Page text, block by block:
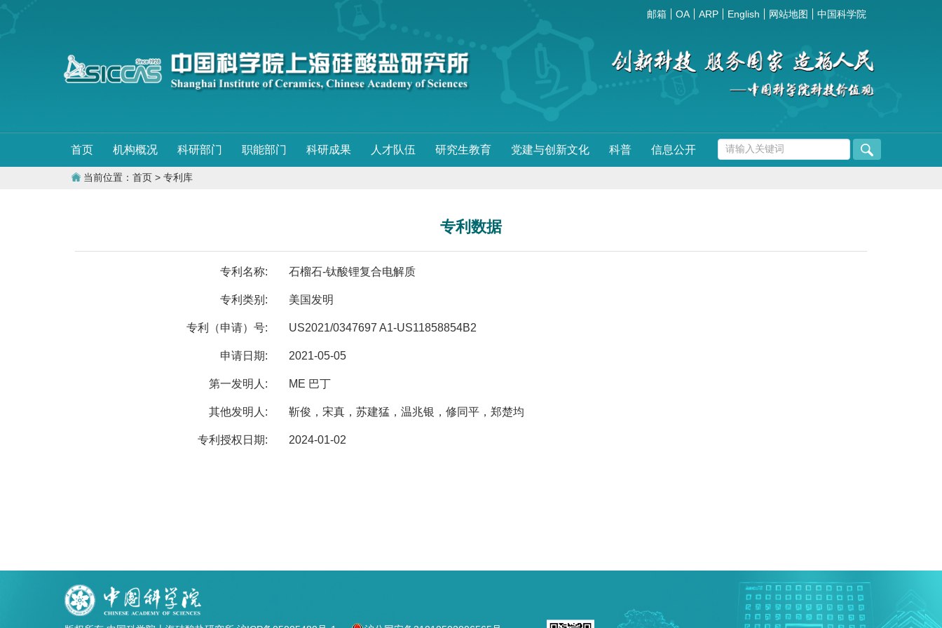
邮箱 OA ARP English 网站地图 中国科学院
首页 机构概况 科研部门 职能部门 科研成果 人才队伍 研究生教育 党建与创新文化 科普 信息公开
当前位置： 首页 > 专利库
专利数据
专利名称: 石榴石-钛酸锂复合电解质
专利类别: 美国发明
专利（申请）号: US2021/0347697 A1-US11858854B2
申请日期: 2021-05-05
第一发明人: ME 巴丁
其他发明人: 靳俊，宋真，苏建猛，温兆银，修同平，郑楚均
专利授权日期: 2024-01-02